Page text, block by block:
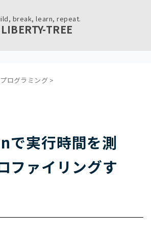
break, learn, repeat.
LIBERTY-TREE
プログラミング >
で実行時間を測
ファイリングす